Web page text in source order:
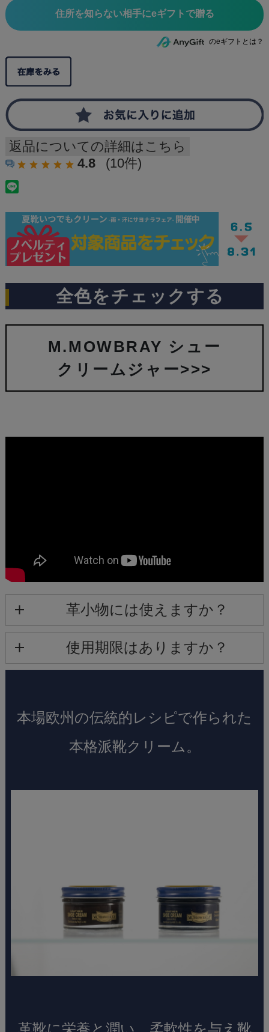
住所を知らない相手にeギフトで贈る
のeギフトとは？
返品についての詳細はこちら
4.8
(10件)
全色をチェックする
M.MOWBRAY シュー
クリームジャー>>>
革小物には使えますか？
使用期限はありますか？
本場欧州の伝統的レシピで作られた
本格派靴クリーム。
革靴に栄養と潤い、柔軟性を与え靴